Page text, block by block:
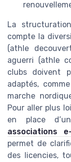
La
compte la
(athle
aguerri (athle
clubs doivent
adaptés,
marche
Pour aller plus
en place
associations
permet de
des licencies,